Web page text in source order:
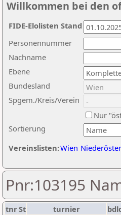
Willkommen bei den
Nachname
Ebene
Sortierung
Personennummer
Bundesland
Spgem./Kreis/Verein
Nur
Vereinslisten:Wien
FIDE-Elolisten Stand
Pnr:103195
tnrSt turnier